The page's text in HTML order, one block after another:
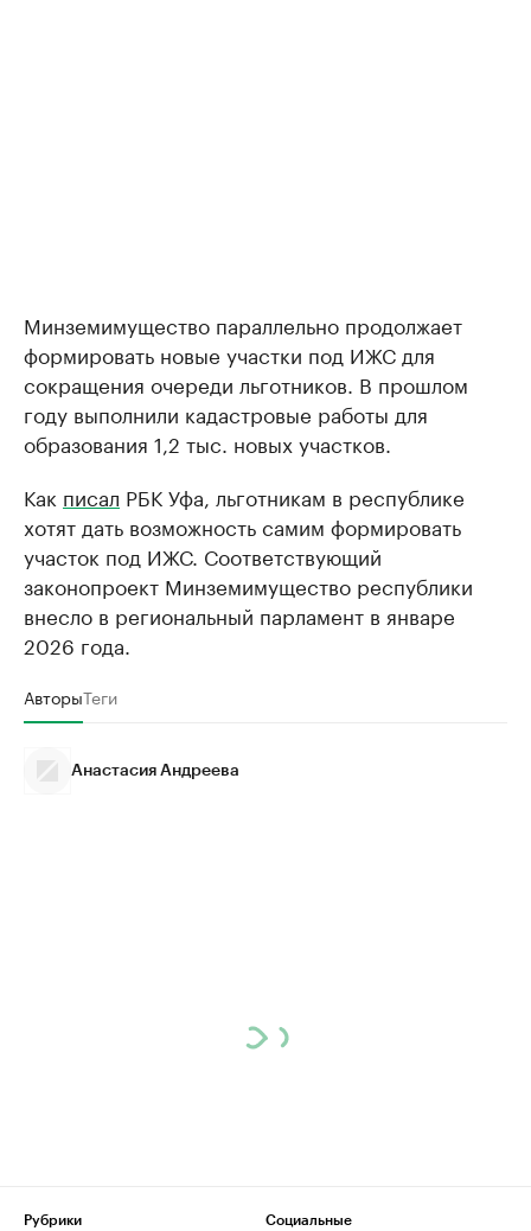
Минземимущество параллельно продолжает
формировать новые участки под ИЖС для
сокращения очереди льготников. В прошлом
году выполнили кадастровые работы для
образования 1,2 тыс. новых участков.
Как писал РБК Уфа, льготникам в республике
хотят дать возможность самим формировать
участок под ИЖС. Соответствующий
законопроект Минземимущество республики
внесло в региональный парламент в январе
2026 года.
АвторыТеги
Анастасия Андреева
Рубрики
Социальные